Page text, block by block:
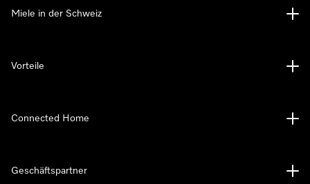
Miele in der Schweiz
Vorteile
Connected Home
Geschäftspartner